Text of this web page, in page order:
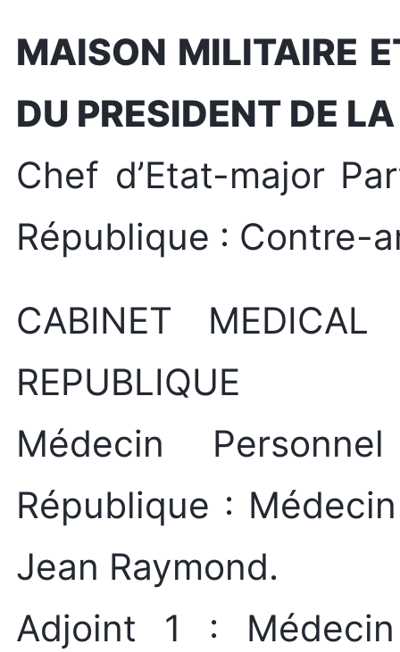
MAISON MILITAIRE
DU PRESIDENT DE
Chef d’Etat-major
République : Contre-
CABINET
REPUBLIQUE
Médecin
République : Médecin
Jean Raymond.
Adjoint 1 : Médecin